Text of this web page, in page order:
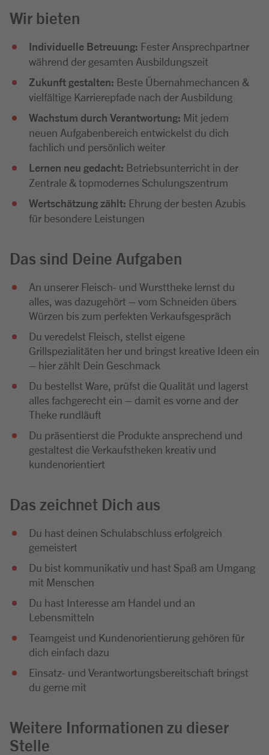
Wir bieten
Individuelle Betreuung: Fester Ansprechpartner
während der gesamten Ausbildungszeit
Zukunft gestalten: Beste Übernahmechancen &
vielfältige Karrierepfade nach der Ausbildung
Wachstum durch Verantwortung: Mit jedem
neuen Aufgabenbereich entwickelst du dich
fachlich und persönlich weiter
Lernen neu gedacht: Betriebsunterricht in der
Zentrale & topmodernes Schulungszentrum
Wertschätzung zählt: Ehrung der besten Azubis
für besondere Leistungen
Das sind Deine Aufgaben
An unserer Fleisch- und Wursttheke lernst du
alles, was dazugehört – vom Schneiden übers
Würzen bis zum perfekten Verkaufsgespräch
Du veredelst Fleisch, stellst eigene
Grillspezialitäten her und bringst kreative Ideen ein
– hier zählt Dein Geschmack
Du bestellst Ware, prüfst die Qualität und lagerst
alles fachgerecht ein – damit es vorne and der
Theke rundläuft
Du präsentierst die Produkte ansprechend und
gestaltest die Verkaufstheken kreativ und
kundenorientiert
Das zeichnet Dich aus
Du hast deinen Schulabschluss erfolgreich
gemeistert
Du bist kommunikativ und hast Spaß am Umgang
mit Menschen
Du hast Interesse am Handel und an
Lebensmitteln
Teamgeist und Kundenorientierung gehören für
dich einfach dazu
Einsatz- und Verantwortungsbereitschaft bringst
du gerne mit
Weitere Informationen zu dieser
Stelle